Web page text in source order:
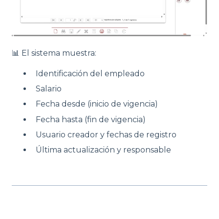
📊 El sistema muestra:
Identificación del empleado
Salario
Fecha desde (inicio de vigencia)
Fecha hasta (fin de vigencia)
Usuario creador y fechas de registro
Última actualización y responsable